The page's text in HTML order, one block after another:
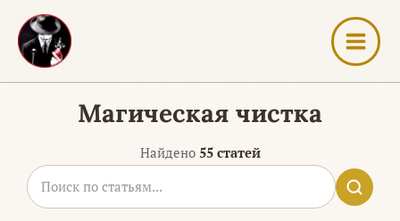
Перейти
содержимому
Магическая чистка
Найдено 55 статей